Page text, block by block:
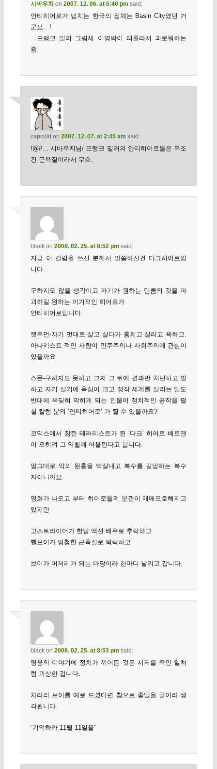
시바우치 on 2007. 12. 06. at 6:40 pm said:
안티히어로가 넘치는 한국의 정체는 Basin City였던 거
군요…!
…프랭크 밀러 그림체 이명박이 떠올라서 괴로워하는
중.
capcold on 2007. 12. 07. at 2:45 am said:
!@#… 시바우치님/ 프랭크 밀러의 안티히어로들은 무조
건 근육질이라서 무효.
blackon 2008. 02. 25. at 8:52 pm said:
지금 이 칼럼을 쓰신 분께서 말씀하신건 다크히어로입
니다.
구하지도 않을 생각이고 자기가 원하는 만큼의 것을 파
괴하길 원하는 이기적인 히어로가
안티히어로입니다.
캣우먼-자기 멋대로 살고 살다가 훔치고 살리고 욕하고.
아나키스트 적인 사람이 민주주의나 사회주의에 관심이
있을까요
스폰-구하지도 못하고 그저 그 뒤에 결과만 처단하고 벌
하고 자기 살기에 욕심이 크고 정작 세계를 살리는 일도
반대에 부딪혀 막히게 되는 인물이 정치적인 공작을 펼
칠 칼럼 분의 ‘안티히어로’ 가 될 수 있을까요?
코믹스에서 잠깐 테러리스트가 된 ‘다크’ 히어로 배트맨
이 오히려 그 역활에 어울린다고 봅니다.
말그대로 악의 원흉을 박살내고 복수를 갈망하는 복수
자이니까요.
영화가 나오고 부터 히어로들의 분관이 애매모호해지고
있지만
고스트라이더가 한낱 액션 배우로 추락하고
헬보이가 멍청한 근육질로 퇴락하고
브이가 머저리가 되는 마당이라 한마디 날리고 갑니다.
blackon 2008. 02. 25. at 8:53 pm said:
영웅의 이야기에 정치가 끼어든 것은 시저를 죽인 일처
럼 괴상한 겁니다.
차라리 브이를 예로 드셨다면 참으로 좋았을 글이라 생
각됩니다.
“기억하라 11월 11일을”